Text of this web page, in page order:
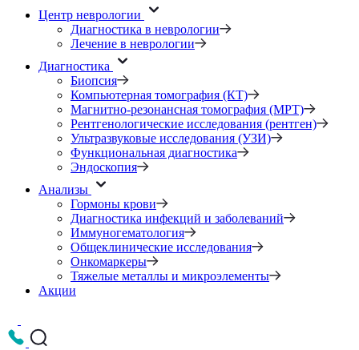
Центр неврологии
Диагностика в неврологии
Лечение в неврологии
Диагностика
Биопсия
Компьютерная томография (КТ)
Магнитно-резонансная томография (МРТ)
Рентгенологические исследования (рентген)
Ультразвуковые исследования (УЗИ)
Функциональная диагностика
Эндоскопия
Анализы
Гормоны крови
Диагностика инфекций и заболеваний
Иммуногематология
Общеклинические исследования
Онкомаркеры
Тяжелые металлы и микроэлементы
Акции